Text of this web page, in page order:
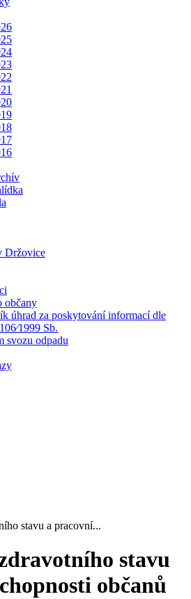
Držovice
občany
úhrad za poskytování informací dle
Sb.
svozu odpadu
stavu a pracovní...
stavu
občanů